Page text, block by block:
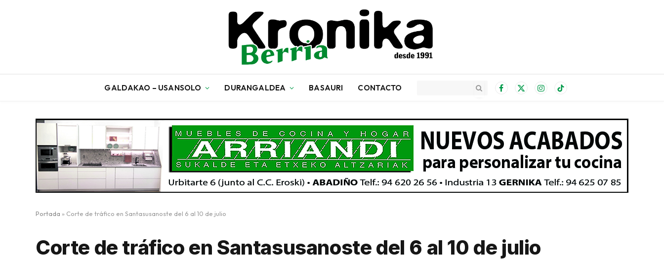
GALDAKAO – USANSOLO DURANGALDEA BASAURI CONTACTO Facebook
X
InstagramTikTok
Portada » Corte de tráfico en Santasusanoste del 6 al 10 de julio
Corte de tráfico en Santasusanoste del 6 al 10 de julio